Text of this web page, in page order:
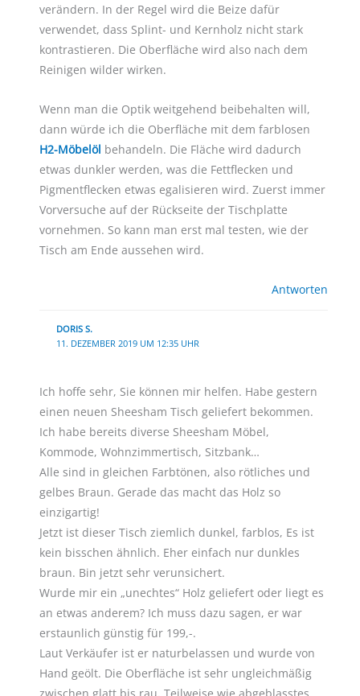
verändern. In der Regel wird die Beize dafür
verwendet, dass Splint- und Kernholz nicht stark
kontrastieren. Die Oberfläche wird also nach dem
Reinigen wilder wirken.
Wenn man die Optik weitgehend beibehalten will,
dann würde ich die Oberfläche mit dem farblosen
H2-Möbelöl behandeln. Die Fläche wird dadurch
etwas dunkler werden, was die Fettflecken und
Pigmentflecken etwas egalisieren wird. Zuerst immer
Vorversuche auf der Rückseite der Tischplatte
vornehmen. So kann man erst mal testen, wie der
Tisch am Ende aussehen wird.
Antworten
DORIS S.
11. DEZEMBER 2019 UM 12:35 UHR
Ich hoffe sehr, Sie können mir helfen. Habe gestern
einen neuen Sheesham Tisch geliefert bekommen.
Ich habe bereits diverse Sheesham Möbel,
Kommode, Wohnzimmertisch, Sitzbank…
Alle sind in gleichen Farbtönen, also rötliches und
gelbes Braun. Gerade das macht das Holz so
einzigartig!
Jetzt ist dieser Tisch ziemlich dunkel, farblos, Es ist
kein bisschen ähnlich. Eher einfach nur dunkles
braun. Bin jetzt sehr verunsichert.
Wurde mir ein „unechtes“ Holz geliefert oder liegt es
an etwas anderem? Ich muss dazu sagen, er war
erstaunlich günstig für 199,-.
Laut Verkäufer ist er naturbelassen und wurde von
Hand geölt. Die Oberfläche ist sehr ungleichmäßig